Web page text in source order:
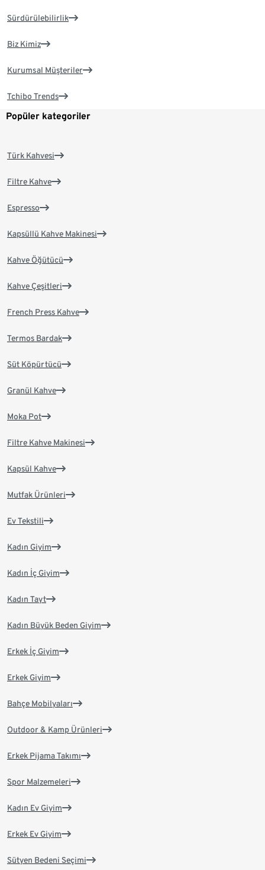
Sürdürülebilirlik
Biz Kimiz
Kurumsal Müşteriler
Tchibo Trends
Popüler kategoriler
Türk Kahvesi
Filtre Kahve
Espresso
Kapsüllü Kahve Makinesi
Kahve Öğütücü
Kahve Çeşitleri
French Press Kahve
Termos Bardak
Süt Köpürtücü
Granül Kahve
Moka Pot
Filtre Kahve Makinesi
Kapsül Kahve
Mutfak Ürünleri
Ev Tekstili
Kadın Giyim
Kadın İç Giyim
Kadın Tayt
Kadın Büyük Beden Giyim
Erkek İç Giyim
Erkek Giyim
Bahçe Mobilyaları
Outdoor & Kamp Ürünleri
Erkek Pijama Takımı
Spor Malzemeleri
Kadın Ev Giyim
Erkek Ev Giyim
Sütyen Bedeni Seçimi